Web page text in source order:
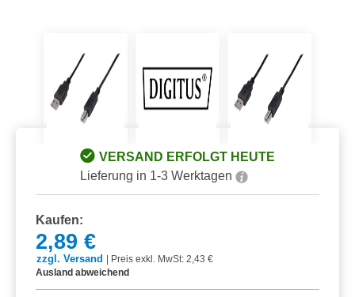
VERSAND ERFOLGT HEUTE
Lieferung in 1-3 Werktagen
Kaufen:
2,89 €
zzgl. Versand
Preis exkl. MwSt: 2,43 €
Ausland abweichend